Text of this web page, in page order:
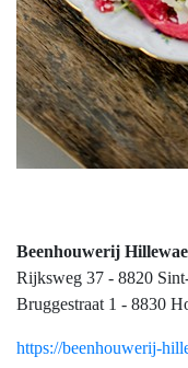
Beenhouwerij
Rijksweg 37 - 8820
Bruggestraat 1 - 8830
https://beenhouwerij-